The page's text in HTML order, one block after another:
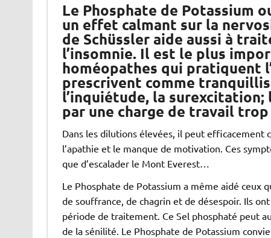
Le Phosphate de Potassium
un effet calmant sur la
de Schüssler aide aussi à
l’insomnie. Il est le plus
homéopathes qui pratiquent
prescrivent comme
l’inquiétude, la
par une charge de travail
Dans les dilutions élevées, il peut efficacement
l’apathie et le manque de motivation. Ces
que d’escalader le Mont Everest…
Le Phosphate de Potassium a même aidé ceux
de souffrance, de chagrin et de désespoir. Ils
période de traitement. Ce Sel phosphaté peut
de la sénilité. Le Phosphate de Potassium